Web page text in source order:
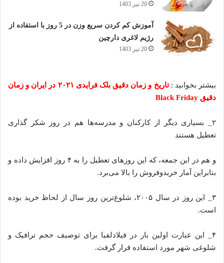
20 تیر 1403
آموزش کم کردن سریع وزن در 5 روز با استفاده از
رژیم لاغری دارچین
20 تیر 1403
بیشتر بخوانید :
تاریخ و زمان دقیق بلک فرایدی ۲۰۲۱ در ایران و زمان
دقیق Black Friday
۲_ بسیاری دیگر از کارکنان و مدرسه‌ها هم در روز شکر گذاری
تعطیل هستند
و هم در این جمعه، که این روز‌های تعطیل را به ۴ روز افزایش داده و
بنابراین آمار خریدوفروش را بالا می‌برد.
۳_ این روز در سال ۲۰۰۵، شلوغ‌ترین روز سال از لحاظ خرید بوده
است.
۴_ این عبارت اولین بار در فیلادلفیا برای توصیف حجم ترافیک و
شلوغی شهر مورد استفاده قرار گرفت.